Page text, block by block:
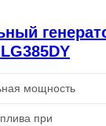
мощность
при